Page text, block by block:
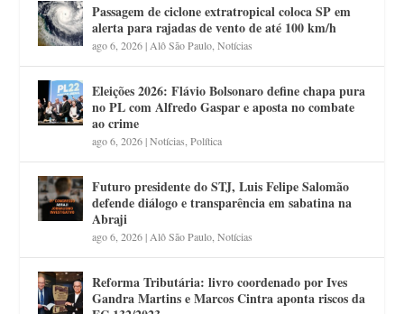
Passagem de ciclone extratropical coloca SP em
alerta para rajadas de vento de até 100 km/h
ago 6, 2026| Alô São Paulo ,Notícias
Eleições 2026: Flávio Bolsonaro define chapa pura
no PL com Alfredo Gaspar e aposta no combate
ao crime
ago 6, 2026|Notícias ,Política
Futuro presidente do STJ, Luis Felipe Salomão
defende diálogo e transparência em sabatina na
Abraji
ago 6, 2026| Alô São Paulo ,Notícias
Reforma Tributária: livro coordenado por Ives
Gandra Martins e Marcos Cintra aponta riscos da